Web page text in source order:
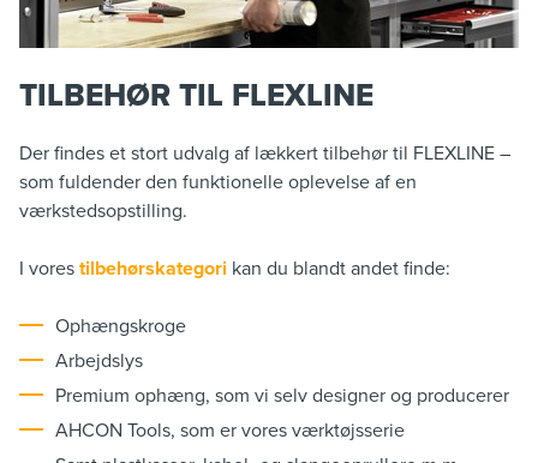
TILBEHØR TIL FLEXLINE
Der findes et stort udvalg af lækkert tilbehør til FLEXLINE –
som fuldender den funktionelle oplevelse af en
værkstedsopstilling.
I vores tilbehørskategori kan du blandt andet finde:
Ophængskroge
Arbejdslys
Premium ophæng, som vi selv designer og producerer
AHCON Tools, som er vores værktøjsserie